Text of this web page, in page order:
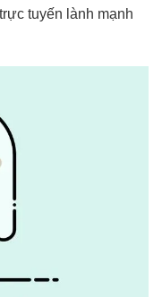
tuyến lành mạnh